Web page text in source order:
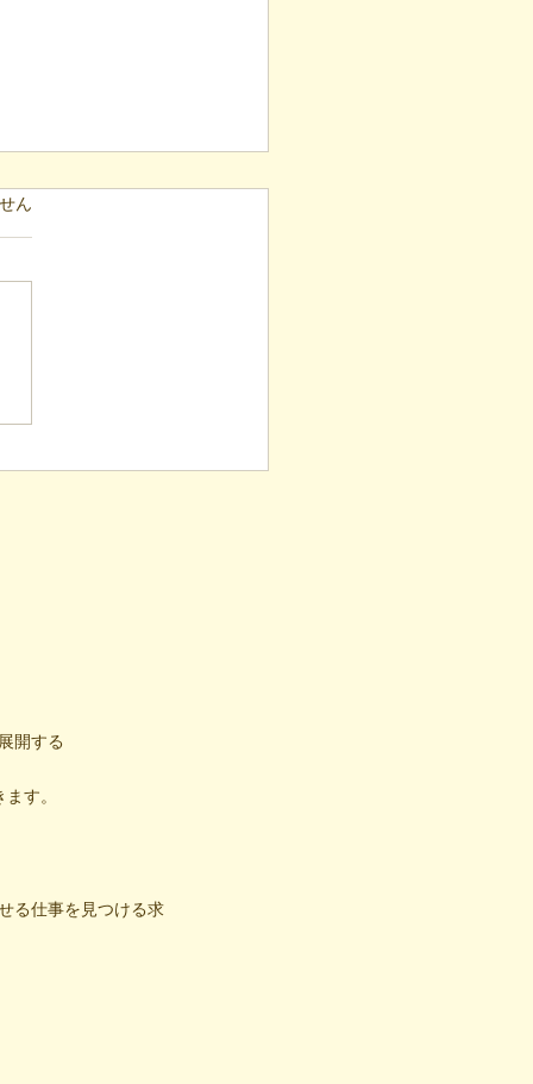
の一歩
ます。
ん
開する
す。
る仕事を見つける求